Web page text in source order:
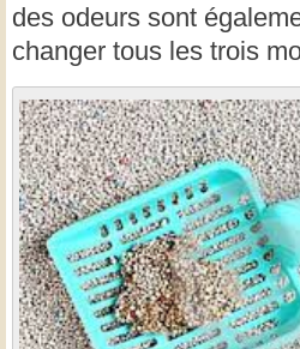
des odeurs sont
changer tous les trois